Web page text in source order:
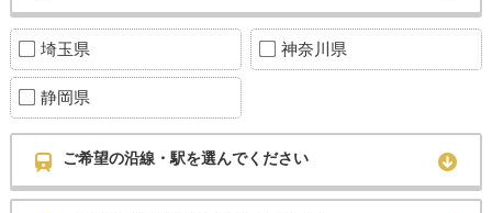
埼玉県 神奈川県
静岡県
ご希望の沿線・駅を選んでください